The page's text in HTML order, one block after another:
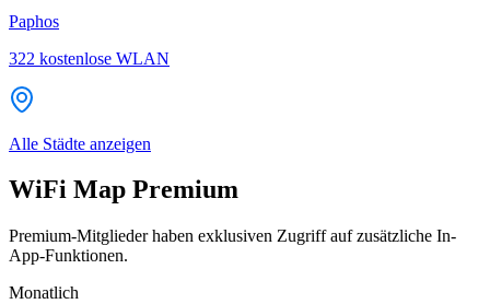
Paphos
322 kostenlose WLAN
Alle Städte anzeigen
WiFi Map Premium
Premium-Mitglieder haben exklusiven Zugriff auf zusätzliche In-
App-Funktionen.
Monatlich